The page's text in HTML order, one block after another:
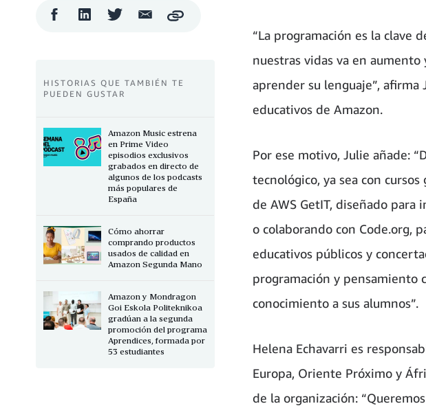
“La programación es la clave
nuestras vidas va en
aprender su lenguaje”, afirma
educativos de Amazon.
Por ese motivo, Julie añade:
tecnológico, ya sea con
de AWS GetIT, diseñado
o colaborando con Code.org,
educativos públicos y
programación y pensamiento
conocimiento a sus alumnos”.
Helena Echavarri es
Europa, Oriente Próximo y
de la organización:
CompartirCompartirCompartirCompartir
Copy
HISTORIAS QUE TAMBIÉN TE
PUEDEN GUSTAR
Amazon Music estrena
en Prime Video
episodios exclusivos
grabados en directo de
algunos de los podcasts
más populares de
España
Cómo ahorrar
comprando productos
usados de calidad en
Amazon Segunda Mano
Amazon y Mondragon
Goi Eskola Politeknikoa
gradúan a la segunda
promoción del programa
Aprendices, formada por
53 estudiantes